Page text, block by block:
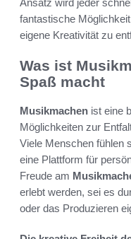
Ansatz wird jeder
fantastische
eigene Kreativität zu
Was ist
Spaß macht
Musikmachen ist eine
Möglichkeiten zur
Viele Menschen fühlen
eine Plattform für
Freude am
erlebt werden, sei es
oder das Produzieren